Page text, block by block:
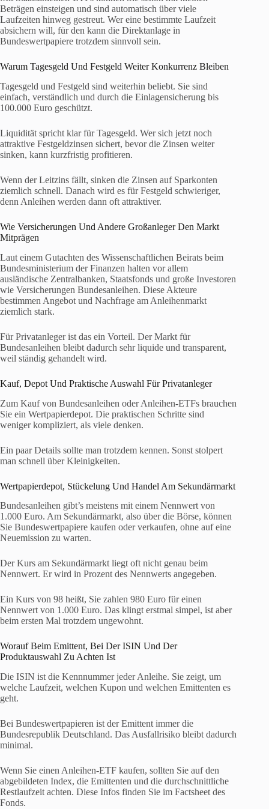
Beträgen einsteigen und sind automatisch über viele
Laufzeiten hinweg gestreut. Wer eine bestimmte Laufzeit
absichern will, für den kann die Direktanlage in
Bundeswertpapiere trotzdem sinnvoll sein.
Warum Tagesgeld Und Festgeld Weiter Konkurrenz Bleiben
Tagesgeld und Festgeld sind weiterhin beliebt. Sie sind
einfach, verständlich und durch die Einlagensicherung bis
100.000 Euro geschützt.
Liquidität spricht klar für Tagesgeld. Wer sich jetzt noch
attraktive Festgeldzinsen sichert, bevor die Zinsen weiter
sinken, kann kurzfristig profitieren.
Wenn der Leitzins fällt, sinken die Zinsen auf Sparkonten
ziemlich schnell. Danach wird es für Festgeld schwieriger,
denn Anleihen werden dann oft attraktiver.
Wie Versicherungen Und Andere Großanleger Den Markt
Mitprägen
Laut einem Gutachten des Wissenschaftlichen Beirats beim
Bundesministerium der Finanzen halten vor allem
ausländische Zentralbanken, Staatsfonds und große Investoren
wie Versicherungen Bundesanleihen. Diese Akteure
bestimmen Angebot und Nachfrage am Anleihenmarkt
ziemlich stark.
Für Privatanleger ist das ein Vorteil. Der Markt für
Bundesanleihen bleibt dadurch sehr liquide und transparent,
weil ständig gehandelt wird.
Kauf, Depot Und Praktische Auswahl Für Privatanleger
Zum Kauf von Bundesanleihen oder Anleihen-ETFs brauchen
Sie ein Wertpapierdepot. Die praktischen Schritte sind
weniger kompliziert, als viele denken.
Ein paar Details sollte man trotzdem kennen. Sonst stolpert
man schnell über Kleinigkeiten.
Wertpapierdepot, Stückelung Und Handel Am Sekundärmarkt
Bundesanleihen gibt’s meistens mit einem Nennwert von
1.000 Euro. Am Sekundärmarkt, also über die Börse, können
Sie Bundeswertpapiere kaufen oder verkaufen, ohne auf eine
Neuemission zu warten.
Der Kurs am Sekundärmarkt liegt oft nicht genau beim
Nennwert. Er wird in Prozent des Nennwerts angegeben.
Ein Kurs von 98 heißt, Sie zahlen 980 Euro für einen
Nennwert von 1.000 Euro. Das klingt erstmal simpel, ist aber
beim ersten Mal trotzdem ungewohnt.
Worauf Beim Emittent, Bei Der ISIN Und Der
Produktauswahl Zu Achten Ist
Die ISIN ist die Kennnummer jeder Anleihe. Sie zeigt, um
welche Laufzeit, welchen Kupon und welchen Emittenten es
geht.
Bei Bundeswertpapieren ist der Emittent immer die
Bundesrepublik Deutschland. Das Ausfallrisiko bleibt dadurch
minimal.
Wenn Sie einen Anleihen-ETF kaufen, sollten Sie auf den
abgebildeten Index, die Emittenten und die durchschnittliche
Restlaufzeit achten. Diese Infos finden Sie im Factsheet des
Fonds.